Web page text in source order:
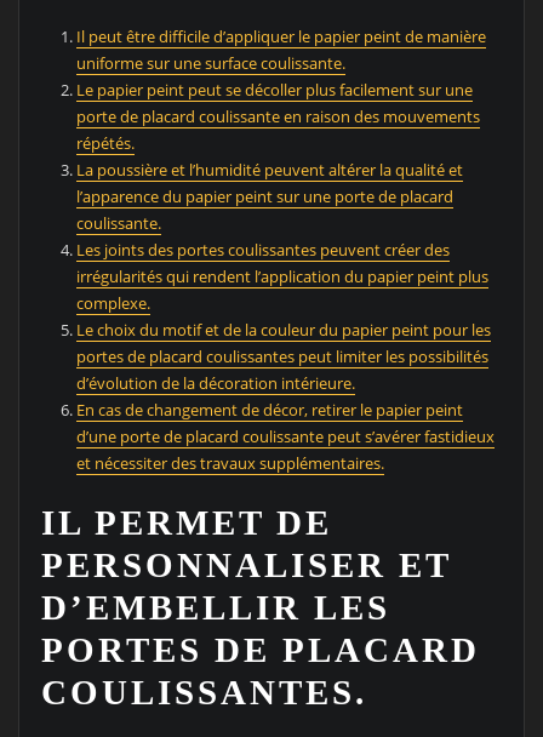
Il peut être difficile d’appliquer le papier peint de manière
uniforme sur une surface coulissante.
Le papier peint peut se décoller plus facilement sur une
porte de placard coulissante en raison des mouvements
répétés.
La poussière et l’humidité peuvent altérer la qualité et
l’apparence du papier peint sur une porte de placard
coulissante.
Les joints des portes coulissantes peuvent créer des
irrégularités qui rendent l’application du papier peint plus
complexe.
Le choix du motif et de la couleur du papier peint pour les
portes de placard coulissantes peut limiter les possibilités
d’évolution de la décoration intérieure.
En cas de changement de décor, retirer le papier peint
d’une porte de placard coulissante peut s’avérer fastidieux
et nécessiter des travaux supplémentaires.
IL PERMET DE
PERSONNALISER ET
D’EMBELLIR LES
PORTES DE PLACARD
COULISSANTES.